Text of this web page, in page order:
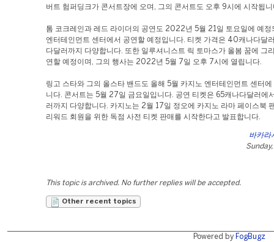
버트 험퍼딩크가 콘서트장에 오며, 그의 콘서트도 오후 9시에 시작됩니
톰 코크레인과 레드 라이더의 공연도 2022년 5월 21일 토요일에 예정
엔터테인먼트 센터에서 공연할 예정입니다. 티켓 가격은 40캐나다달
다달러까지 다양합니다. 또한 일루셔니스트 릭 토마스가 올봄 꿈에 그
연할 예정이며, 그의 행사는 2022년 5월 7일 오후 7시에 열립니다.
링고 스타와 그의 올스타 밴드도 올해 5월 카지노 엔터테인먼트 센터
니다. 콘서트는 5월 27일 금요일입니다. 공연 티켓은 65캐나다달러에
러까지 다양합니다. 카지노는 2월 17일 정오에 카지노 라마 페이스북
리워드 회원을 위한 독점 사전 티켓 판매를 시작한다고 발표합니다.
바카라
This topic is archived. No further replies will be accepted.
Other recent topics
Powered by FogBugz